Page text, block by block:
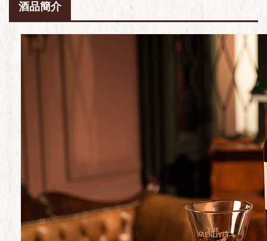
酒品簡介